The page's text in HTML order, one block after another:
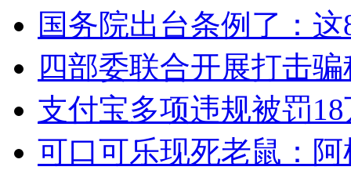
国务院出台条例了：
四部委联合开展打击
支付宝多项违规被罚
可口可乐现死老鼠：